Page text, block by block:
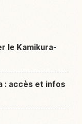
le Kamikura-
: accès et infos